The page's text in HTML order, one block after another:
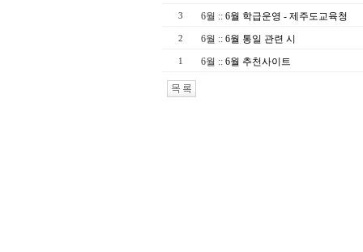
3 6월 :: 6월 학급운영 - 제주도교육청
2 6월 :: 6월 통일 관련 시
1 6월 :: 6월 추천사이트